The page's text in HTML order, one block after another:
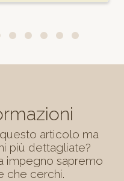
articolo ma
più dettagliate?
impegno sapremo
che cerchi.